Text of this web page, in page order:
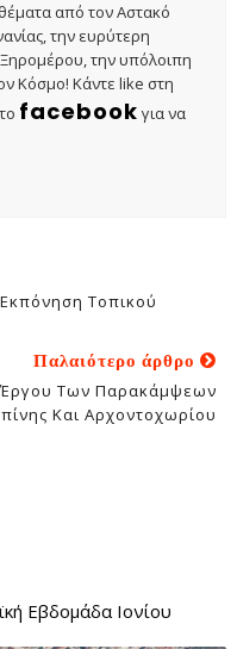
θέματα από τον Αστακό
την ευρύτερη
την υπόλοιπη
Κόσμο! Κάντε like στη
facebook για να
Τοπικού
Παλαιότερο άρθρο
Των Παρακάμψεων
Και Αρχοντοχωρίου
Εβδομάδα Ιονίου